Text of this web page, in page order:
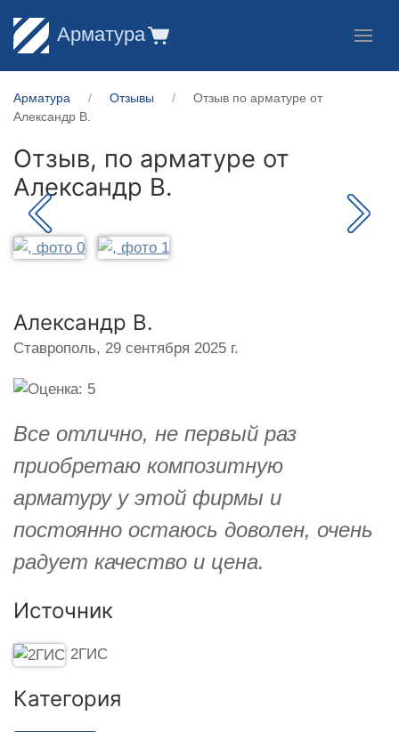
Арматура
Арматура Отзывы
Отзыв по арматуре от
Александр В.
Отзыв, по арматуре от
Александр В.
Александр В.
Ставрополь, 29 сентября 2025 г.
Все отлично, не первый раз
приобретаю композитную
арматуру у этой фирмы и
постоянно остаюсь доволен, очень
радует качество и цена.
Источник
2ГИС
Категория